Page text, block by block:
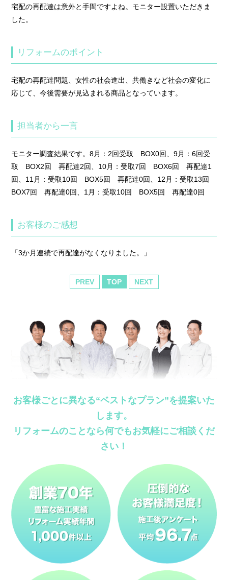
宅配の再配達は意外と手間ですよね。モニター設置いただきま
した。
リフォームのポイント
宅配の再配達問題、女性の社会進出、共働きなど社会の変化に
応じて、今後需要が見込まれる商品となっています。
担当者から一言
モニター調査結果です。8月：2回受取 BOX0回、9月：6回受
取 BOX2回 再配達2回、10月：受取7回 BOX6回 再配達1
回、11月：受取10回 BOX5回 再配達0回、12月：受取13回
BOX7回 再配達0回、1月：受取10回 BOX5回 再配達0回
お客様のご感想
「3か月連続で再配達がなくなりました。」
PREV TOP NEXT
お客様ごとに異なる“ベストなプラン”を提案いた
します。
リフォームのことなら何でもお気軽にご相談くだ
さい！